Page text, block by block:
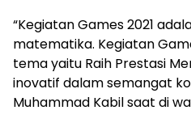
“Kegiatan Games 2021
matematika. Kegiatan
tema yaitu Raih Prestasi
inovatif dalam semangat
Muhammad Kabil saat di